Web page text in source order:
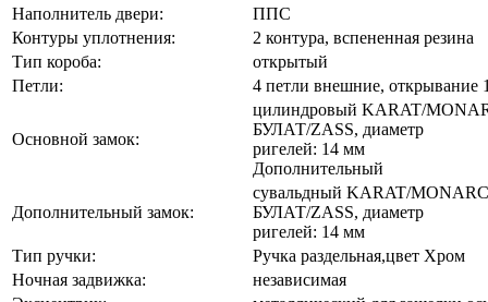
Наполнитель двери:
ППС
Контуры уплотнения:
2 контура, вспененная резина
Тип короба:
открытый
Петли:
4 петли внешние, открывание
Основной замок:
цилиндровый KARAT/
БУЛАТ/ZASS, диаметр
ригелей: 14 мм
Дополнительный
Дополнительный замок:
сувальдный KARAT/
БУЛАТ/ZASS, диаметр
ригелей: 14 мм
Тип ручки:
Ручка раздельная,цвет Хром
Ночная задвижка:
независимая